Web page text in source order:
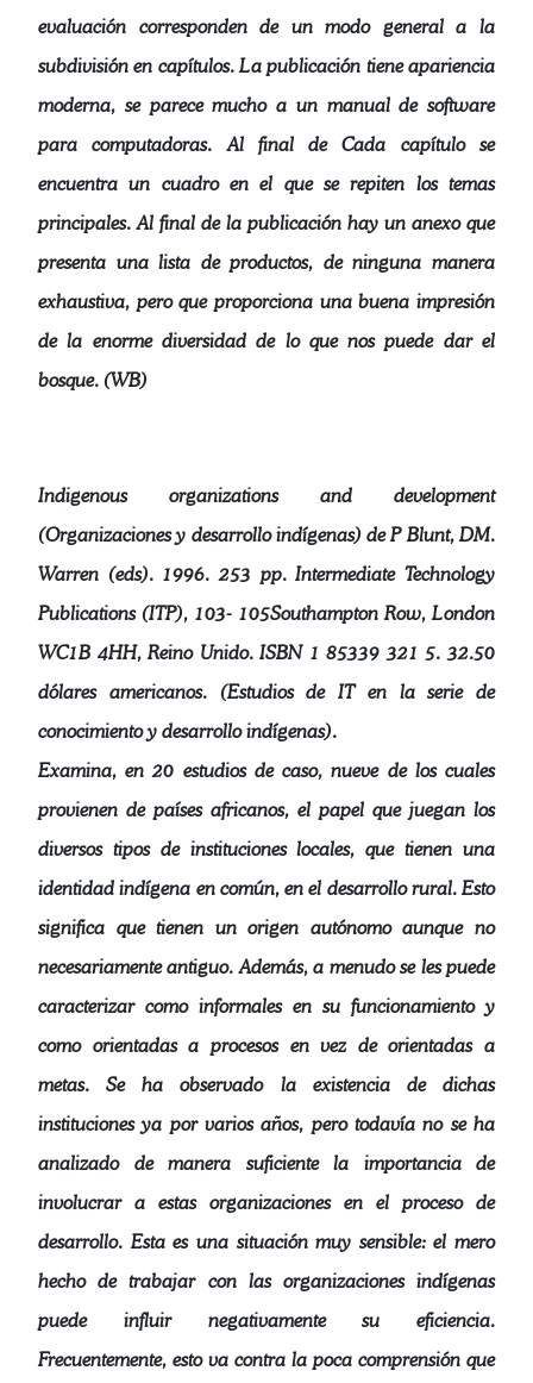
evaluación corresponden de un modo general a la
subdivisión en capítulos. La publicación tiene apariencia
moderna, se parece mucho a un manual de software
para computadoras. Al final de Cada capítulo se
encuentra un cuadro en el que se repiten los temas
principales. Al final de la publicación hay un anexo que
presenta una lista de productos, de ninguna manera
exhaustiva, pero que proporciona una buena impresión
de la enorme diversidad de lo que nos puede dar el
bosque. (WB)
Indigenous organizations and development
(Organizaciones y desarrollo indígenas) de P Blunt, DM.
Warren (eds). 1996. 253 pp. Intermediate Technology
Publications (ITP), 103- 105Southampton Row, London
WC1B 4HH, Reino Unido. ISBN 1 85339 321 5. 32.50
dólares americanos. (Estudios de IT en la serie de
conocimiento y desarrollo indígenas).
Examina, en 20 estudios de caso, nueve de los cuales
provienen de países africanos, el papel que juegan los
diversos tipos de instituciones locales, que tienen una
identidad indígena en común, en el desarrollo rural. Esto
significa que tienen un origen autónomo aunque no
necesariamente antiguo. Además, a menudo se les puede
caracterizar como informales en su funcionamiento y
como orientadas a procesos en vez de orientadas a
metas. Se ha observado la existencia de dichas
instituciones ya por varios años, pero todavía no se ha
analizado de manera suficiente la importancia de
involucrar a estas organizaciones en el proceso de
desarrollo. Esta es una situación muy sensible: el mero
hecho de trabajar con las organizaciones indígenas
puede influir negativamente su eficiencia.
Frecuentemente, esto va contra la poca comprensión que